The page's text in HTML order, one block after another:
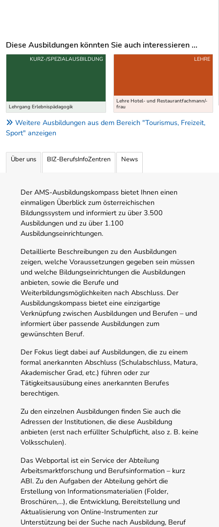
Diese Ausbildungen könnten Sie auch interessieren ...
Uber weitere Ausbildungsvorschläge
Lehrgang Erlebnispädagogik
KURZ-/SPEZIALAUSBILDUNG
Lehre Hotel- und Restaurantfachmann/-
frau
LEHRE
Weitere Ausbildungen aus dem Bereich "Tourismus, Freizeit,
Sport" anzeigen
Über uns BIZ-BerufsInfoZentren News
Der AMS-Ausbildungskompass bietet Ihnen einen
einmaligen Überblick zum österreichischen
Bildungssystem und informiert zu über 3.500
Ausbildungen und zu über 1.100
Ausbildungseinrichtungen.
Detaillierte Beschreibungen zu den Ausbildungen
zeigen, welche Voraussetzungen gegeben sein müssen
und welche Bildungseinrichtungen die Ausbildungen
anbieten, sowie die Berufe und
Weiterbildungsmöglichkeiten nach Abschluss. Der
Ausbildungskompass bietet eine einzigartige
Verknüpfung zwischen Ausbildungen und Berufen – und
informiert über passende Ausbildungen zum
gewünschten Beruf.
Der Fokus liegt dabei auf Ausbildungen, die zu einem
formal anerkannten Abschluss (Schulabschluss, Matura,
Akademischer Grad, etc.) führen oder zur
Tätigkeitsausübung eines anerkannten Berufes
berechtigen.
Zu den einzelnen Ausbildungen finden Sie auch die
Adressen der Institutionen, die diese Ausbildung
anbieten (erst nach erfüllter Schulpflicht, also z. B. keine
Volksschulen).
Das Webportal ist ein Service der Abteilung
Arbeitsmarktforschung und Berufsinformation – kurz
ABI. Zu den Aufgaben der Abteilung gehört die
Erstellung von Informationsmaterialien (Folder,
Broschüren,…), die Entwicklung, Bereitstellung und
Aktualisierung von Online-Instrumenten zur
Unterstützung bei der Suche nach Ausbildung, Beruf